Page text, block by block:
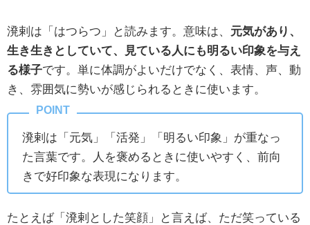
溌剌は「はつらつ」と読みます。意味は、 元気があり、
生き生きとしていて、見ている人にも明るい印象を与え
る様子です。単に体調がよいだけでなく、表情、声、動
き、雰囲気に勢いが感じられるときに使います。
溌剌は「元気」「活発」「明るい印象」が重なっ
た言葉です。人を褒めるときに使いやすく、前向
きで好印象な表現になります。
たとえば「溌剌とした笑顔」と言えば、ただ笑っている